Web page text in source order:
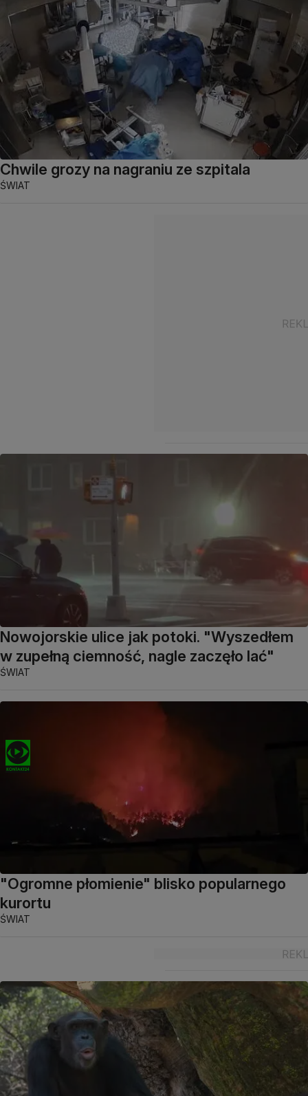
Chwile grozy na nagraniu ze szpitala
ŚWIAT
Nowojorskie ulice jak potoki. "Wyszedłem
w zupełną ciemność, nagle zaczęło lać"
ŚWIAT
"Ogromne płomienie" blisko popularnego
kurortu
ŚWIAT